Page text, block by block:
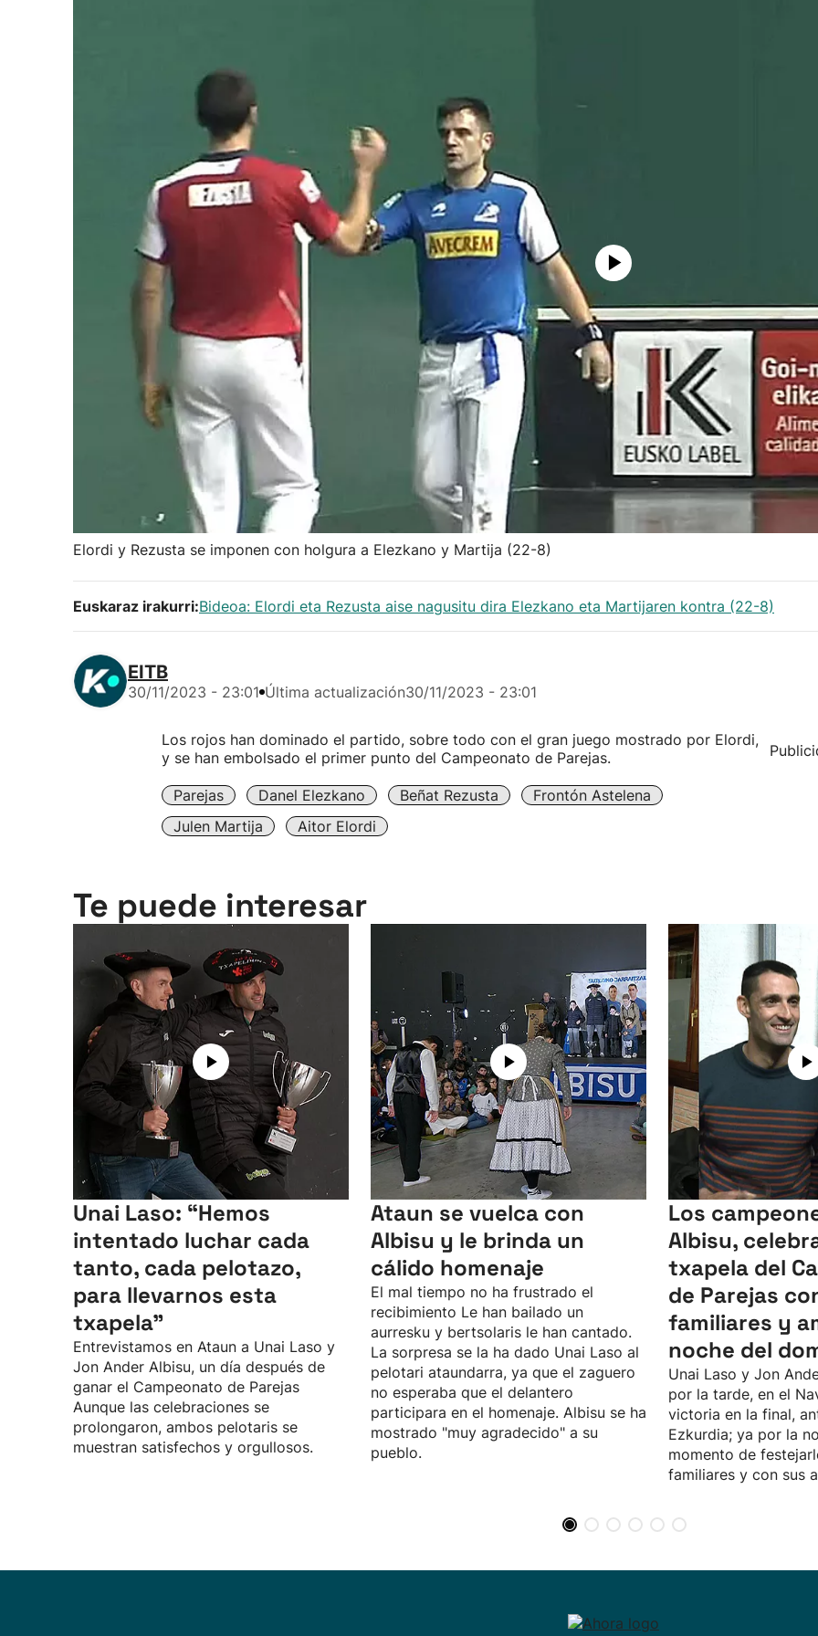
Elordi y Rezusta se imponen con holgura a Elezkano y Martija (22-8)
Euskaraz irakurri:Bideoa: Elordi eta Rezusta aise nagusitu dira Elezkano eta Martijaren kontra (22-8)
EITB
30/11/2023 - 23:01 Última actualización30/11/2023 - 23:01
Los rojos han dominado el partido, sobre todo con el gran juego mostrado por Elordi,
y se han embolsado el primer punto del Campeonato de Parejas.
Parejas Danel Elezkano Beñat Rezusta
Frontón Astelena
Julen Martija
Aitor Elordi
Te puede interesar
Unai Laso: “Hemos
intentado luchar cada
tanto, cada pelotazo,
para llevarnos esta
txapela”
Entrevistamos en Ataun a Unai Laso y
Jon Ander Albisu, un día después de
ganar el Campeonato de Parejas
Aunque las celebraciones se
prolongaron, ambos pelotaris se
muestran satisfechos y orgullosos.
Ataun se vuelca con
Albisu y le brinda un
cálido homenaje
El mal tiempo no ha frustrado el
recibimiento Le han bailado un
aurresku y bertsolaris le han cantado.
La sorpresa se la ha dado Unai Laso al
pelotari ataundarra, ya que el zaguero
no esperaba que el delantero
participara en el homenaje. Albisu se ha
mostrado "muy agradecido" a su
pueblo.
Los
Albisu,
txapela del
de Parejas
familiares y
noche del
Unai Laso y Jon
por la tarde, en el
victoria en la final,
Ezkurdia; ya por la
momento de
familiares y con sus